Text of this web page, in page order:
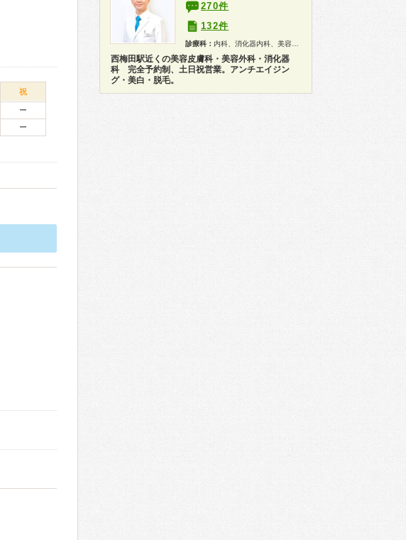
祝
ー
ー
270件
132件
診療科： 内科、消化器内科、美容外科、皮膚科、美容皮膚科、内視鏡
西梅田駅近くの美容皮膚科・美容外科・消化器
科 完全予約制、土日祝営業。アンチエイジン
グ・美白・脱毛。